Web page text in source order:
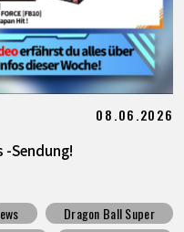
08.06.2026
-Sendung!
Dragon Ball Super